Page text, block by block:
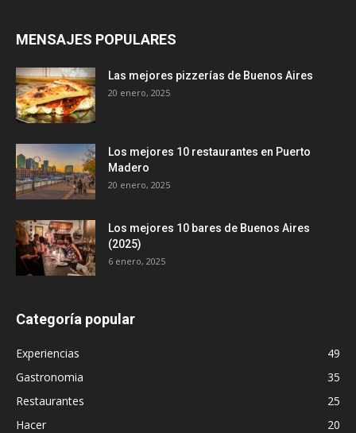
MENSAJES POPULARES
Las mejores pizzerías de Buenos Aires
20 enero, 2025
Los mejores 10 restaurantes en Puerto
Madero
20 enero, 2025
Los mejores 10 bares de Buenos Aires
(2025)
6 enero, 2025
Categoría popular
Experiencias
49
Gastronomia
35
Restaurantes
25
Hacer
20